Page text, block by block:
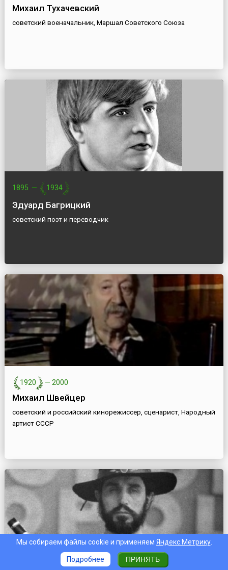
Михаил Тухачевский
советский военачальник, Маршал Советского Союза
1895 — 1934
Эдуард Багрицкий
советский поэт и переводчик
1920 — 2000
Михаил Швейцер
советский и российский кинорежиссер, сценарист, Народный
артист СССР
Мы собираем файлы cookie и применяем Яндекс.Метрику.
Подробнее ПРИНЯТЬ